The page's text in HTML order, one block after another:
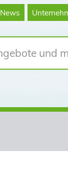
News